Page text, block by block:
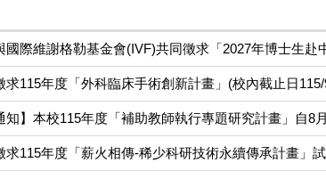
國際維謝格勒基金會(IVF)共同徵求「2027年博士生
求115年度「外科臨床手術創新計畫」(校內截止日115/
知】本校115年度「補助教師執行專題研究計畫」自8
求115年度「薪火相傳-稀少科研技術永續傳承計畫」